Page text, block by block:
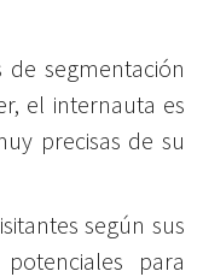
de segmentación
el internauta es
precisas de su
según sus
para